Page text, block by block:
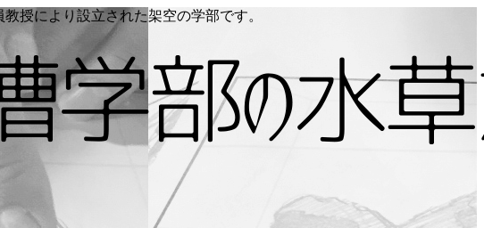
授により設立された架空の学部です。